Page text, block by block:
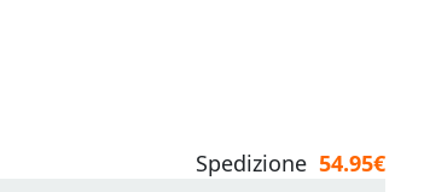
Spedizione 54.95€